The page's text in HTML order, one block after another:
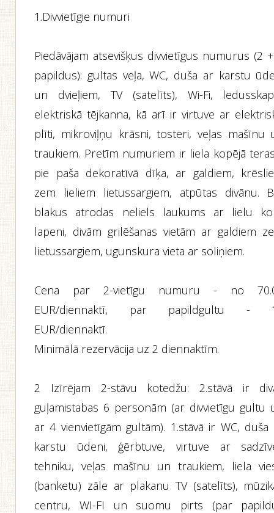
1.Divvietīgie numuri
Piedāvājam atsevišķus divvietīgus numurus (2
papildus): gultas veļa, WC, duša ar karstu
un dvieļiem, TV (satelīts), Wi-Fi,
elektriskā tējkanna, kā arī ir virtuve ar
plīti, mikroviļņu krāsni, tosteri, veļas mašīnu
traukiem. Pretīm numuriem ir liela kopējā
pie paša dekoratīvā dīķa, ar galdiem,
zem lieliem lietussargiem, atpūtas divānu.
blakus atrodas neliels laukums ar lielu
lapeni, divām grilēšanas vietām ar galdiem
lietussargiem, ugunskura vieta ar soliņiem.
Cena par 2-vietīgu numuru - no
EUR/diennaktī, par papildgultu -
EUR/diennaktī.
Minimālā rezervācija uz 2 diennaktīm.
2 Izīrējam 2-stāvu kotedžu: 2.stāvā ir
guļamistabas 6 personām (ar divvietīgu gultu
ar 4 vienvietīgām gultām). 1.stāvā ir WC, duša
karstu ūdeni, ģērbtuve, virtuve ar
tehniku, veļas mašīnu un traukiem, liela
(banketu) zāle ar plakanu TV (satelīts),
centru, WI-FI un suomu pirts (par